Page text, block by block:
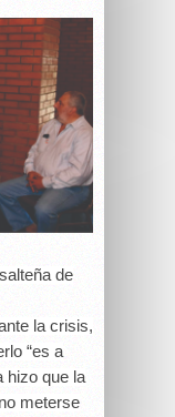
de
la crisis,
“es a
hizo que la
meterse